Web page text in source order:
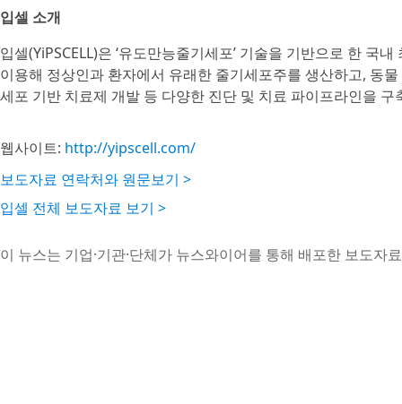
입셀 소개
입셀(YiPSCELL)은 ‘유도만능줄기세포’ 기술을 기반으로 한
이용해 정상인과 환자에서 유래한 줄기세포주를 생산하고, 동
세포 기반 치료제 개발 등 다양한 진단 및 치료 파이프라인을
웹사이트: http://yipscell.com/
보도자료 연락처와 원문보기 >
입셀 전체 보도자료 보기 >
이 뉴스는 기업·기관·단체가 뉴스와이어를 통해 배포한 보도자